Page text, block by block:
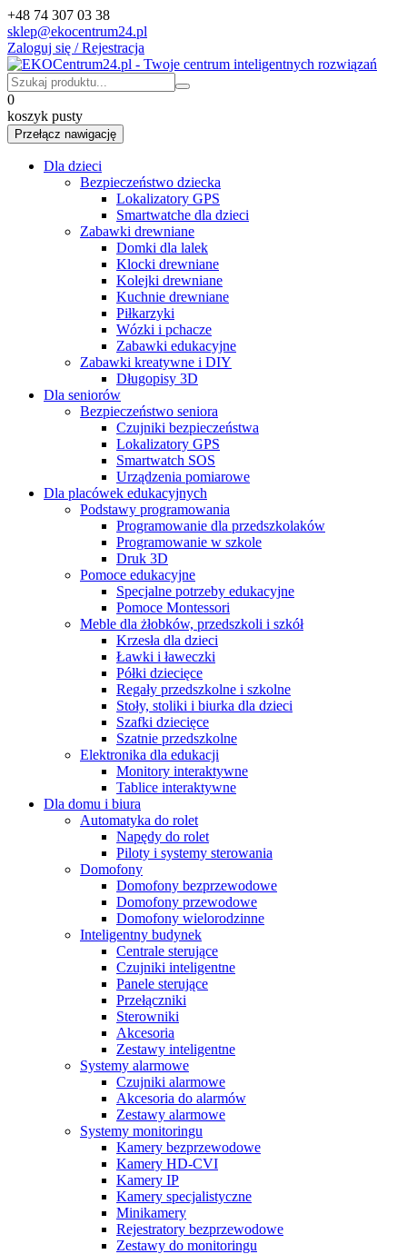
+48 74 307 03 38
sklep@ekocentrum24.pl
Zaloguj się / Rejestracja
0
koszyk pusty
Przełącz nawigację
Dla dzieci
Bezpieczeństwo dziecka
Lokalizatory GPS
Smartwatche dla dzieci
Zabawki drewniane
Domki dla lalek
Klocki drewniane
Kolejki drewniane
Kuchnie drewniane
Piłkarzyki
Wózki i pchacze
Zabawki edukacyjne
Zabawki kreatywne i DIY
Długopisy 3D
Dla seniorów
Bezpieczeństwo seniora
Czujniki bezpieczeństwa
Lokalizatory GPS
Smartwatch SOS
Urządzenia pomiarowe
Dla placówek edukacyjnych
Podstawy programowania
Programowanie dla przedszkolaków
Programowanie w szkole
Druk 3D
Pomoce edukacyjne
Specjalne potrzeby edukacyjne
Pomoce Montessori
Meble dla żłobków, przedszkoli i szkół
Krzesła dla dzieci
Ławki i ławeczki
Półki dziecięce
Regały przedszkolne i szkolne
Stoły, stoliki i biurka dla dzieci
Szafki dziecięce
Szatnie przedszkolne
Elektronika dla edukacji
Monitory interaktywne
Tablice interaktywne
Dla domu i biura
Automatyka do rolet
Napędy do rolet
Piloty i systemy sterowania
Domofony
Domofony bezprzewodowe
Domofony przewodowe
Domofony wielorodzinne
Inteligentny budynek
Centrale sterujące
Czujniki inteligentne
Panele sterujące
Przełączniki
Sterowniki
Akcesoria
Zestawy inteligentne
Systemy alarmowe
Czujniki alarmowe
Akcesoria do alarmów
Zestawy alarmowe
Systemy monitoringu
Kamery bezprzewodowe
Kamery HD-CVI
Kamery IP
Kamery specjalistyczne
Minikamery
Rejestratory bezprzewodowe
Zestawy do monitoringu